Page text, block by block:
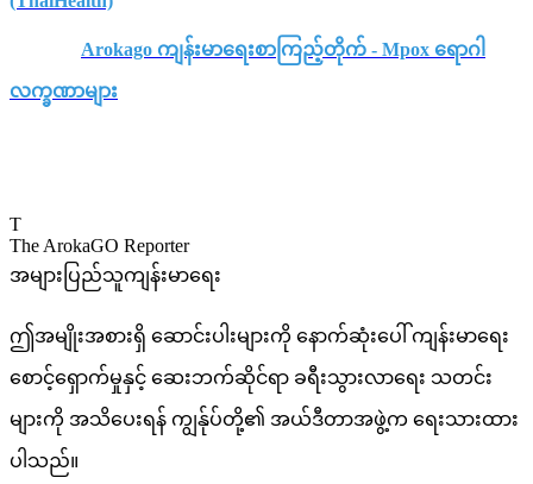
Arokago ကျန်းမာရေးစာကြည့်တိုက် - Mpox ရောဂါ
လက္ခဏာများ
T
The ArokaGO Reporter
အများပြည်သူကျန်းမာရေး
ဤအမျိုးအစားရှိ ဆောင်းပါးများကို နောက်ဆုံးပေါ် ကျန်းမာရေး
စောင့်ရှောက်မှုနှင့် ဆေးဘက်ဆိုင်ရာ ခရီးသွားလာရေး သတင်း
များကို အသိပေးရန် ကျွန်ုပ်တို့၏ အယ်ဒီတာအဖွဲ့က ရေးသားထား
ပါသည်။